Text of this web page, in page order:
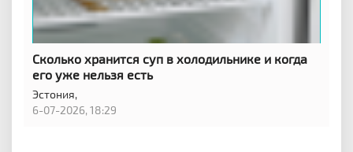
Сколько хранится суп в холодильнике и когда
его уже нельзя есть
Эстония,
6-07-2026, 18:29